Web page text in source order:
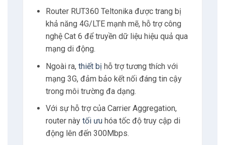
Nguyễn Xuân Hoàng
Liên hệ
Giờ làm việc
E-mail
Router RUT360 Teltonika được trang bị
khả năng 4G/LTE mạnh mẽ, hỗ trợ công
nghệ Cat 6 để truyền dữ liệu hiệu quả qua
mạng di động.
Ngoài ra, thiết bị hỗ trợ tương thích với
mạng 3G, đảm bảo kết nối đáng tin cậy
trong môi trường đa dạng.
Với sự hỗ trợ của Carrier Aggregation,
router này tối ưuhóa tốc độ truy cập di
động lên đến 300Mbps.